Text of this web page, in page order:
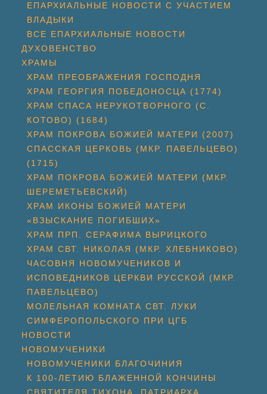
ЕПАРХИАЛЬНЫЕ НОВОСТИ С УЧАСТИЕМ
ВЛАДЫКИ
ВСЕ ЕПАРХИАЛЬНЫЕ НОВОСТИ
ДУХОВЕНСТВО
ХРАМЫ
ХРАМ ПРЕОБРАЖЕНИЯ ГОСПОДНЯ
ХРАМ ГЕОРГИЯ ПОБЕДОНОСЦА (1774)
ХРАМ СПАСА НЕРУКОТВОРНОГО (С.
КОТОВО) (1684)
ХРАМ ПОКРОВА БОЖИЕЙ МАТЕРИ (2007)
СПАССКАЯ ЦЕРКОВЬ (МКР. ПАВЕЛЬЦЕВО)
(1715)
ХРАМ ПОКРОВА БОЖИЕЙ МАТЕРИ (МКР.
ШЕРЕМЕТЬЕВСКИЙ)
ХРАМ ИКОНЫ БОЖИЕЙ МАТЕРИ
«ВЗЫСКАНИЕ ПОГИБШИХ»
ХРАМ ПРП. СЕРАФИМА ВЫРИЦКОГО
ХРАМ СВТ. НИКОЛАЯ (МКР. ХЛЕБНИКОВО)
ЧАСОВНЯ НОВОМУЧЕНИКОВ И
ИСПОВЕДНИКОВ ЦЕРКВИ РУССКОЙ (МКР.
ПАВЕЛЬЦЕВО)
МОЛЕЛЬНАЯ КОМНАТА СВТ. ЛУКИ
СИМФЕРОПОЛЬСКОГО ПРИ ЦГБ
НОВОСТИ
НОВОМУЧЕНИКИ
НОВОМУЧЕНИКИ БЛАГОЧИНИЯ
К 100-ЛЕТИЮ БЛАЖЕННОЙ КОНЧИНЫ